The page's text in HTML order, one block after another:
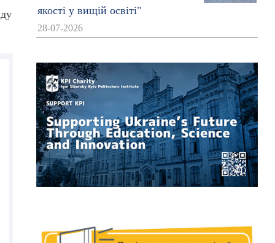
якості у вищій освіті"
28-07-2026